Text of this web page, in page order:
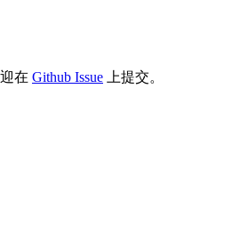
在 Github Issue 上提交。